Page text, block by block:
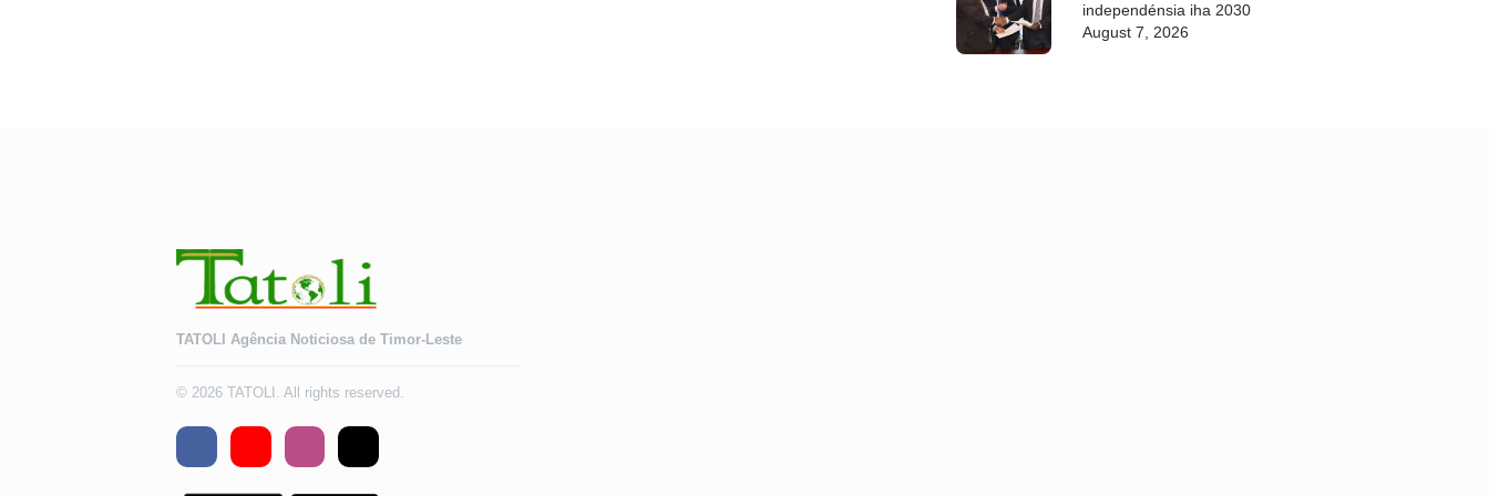
independénsia iha 2030
August 7, 2026
TATOLI Agência Noticiosa de Timor-Leste
© 2026 TATOLI. All rights reserved.